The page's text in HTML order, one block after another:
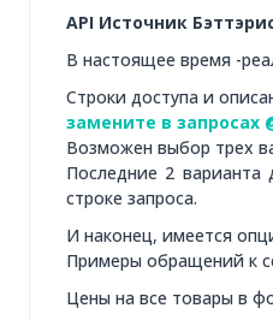
API Источник
В настоящее время -
Строки доступа и
замените в запросах
Возможен выбор трех
Последние 2
строке запроса.
И наконец, имеется
Примеры обращений к
Цены на все товары в